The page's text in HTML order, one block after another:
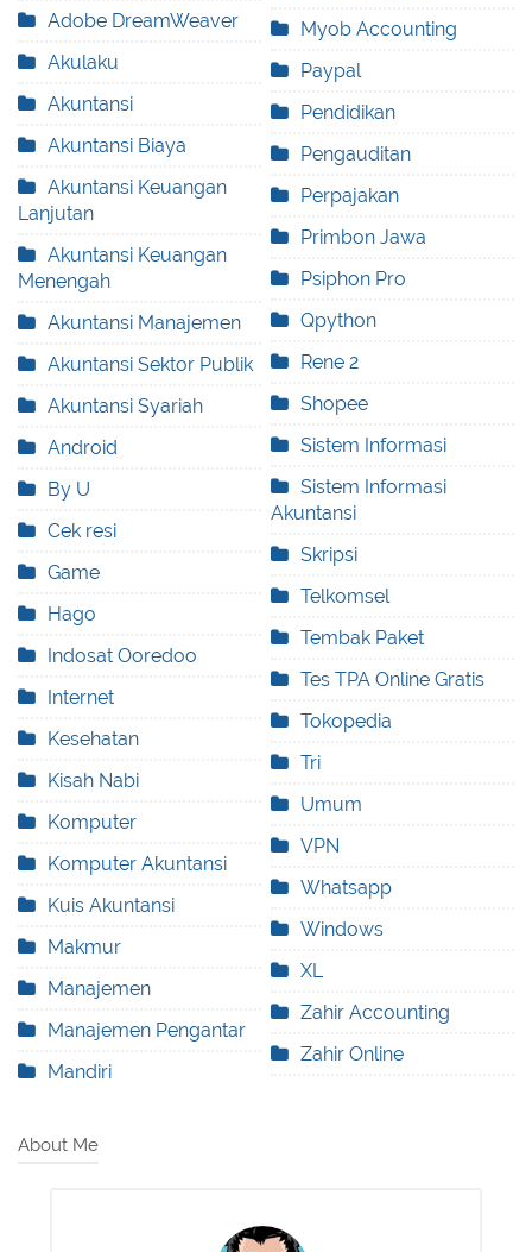
Adobe DreamWeaver
Akulaku
Akuntansi
Akuntansi Biaya
Akuntansi Keuangan
Lanjutan
Akuntansi Keuangan
Menengah
Akuntansi Manajemen
Akuntansi Sektor Publik
Akuntansi Syariah
Android
By U
Cek resi
Game
Hago
Indosat Ooredoo
Internet
Kesehatan
Kisah Nabi
Komputer
Komputer Akuntansi
Kuis Akuntansi
Makmur
Manajemen
Manajemen Pengantar
Mandiri
Myob Accounting
Paypal
Pendidikan
Pengauditan
Perpajakan
Primbon Jawa
Psiphon Pro
Qpython
Rene 2
Shopee
Sistem Informasi
Sistem Informasi
Akuntansi
Skripsi
Telkomsel
Tembak Paket
Tes TPA Online Gratis
Tokopedia
Tri
Umum
VPN
Whatsapp
Windows
XL
Zahir Accounting
Zahir Online
About Me